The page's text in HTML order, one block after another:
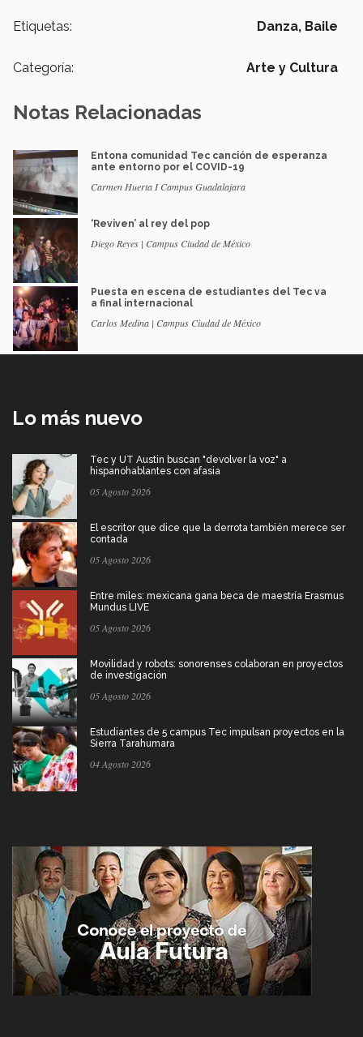
Etiquetas: Danza, Baile
Categoría: Arte y Cultura
Notas Relacionadas
Entona comunidad Tec canción de esperanza
ante entorno por el COVID-19
Carmen Huerta I Campus Guadalajara
‘Reviven’ al rey del pop
Diego Reyes | Campus Ciudad de México
Puesta en escena de estudiantes del Tec va
a final internacional
Carlos Medina | Campus Ciudad de México
Lo más nuevo
Tec y UT Austin buscan "devolver la voz" a
hispanohablantes con afasia
05 Agosto 2026
El escritor que dice que la derrota también merece ser
contada
05 Agosto 2026
Entre miles: mexicana gana beca de maestría Erasmus
Mundus LIVE
05 Agosto 2026
Movilidad y robots: sonorenses colaboran en proyectos
de investigación
05 Agosto 2026
Estudiantes de 5 campus Tec impulsan proyectos en la
Sierra Tarahumara
04 Agosto 2026